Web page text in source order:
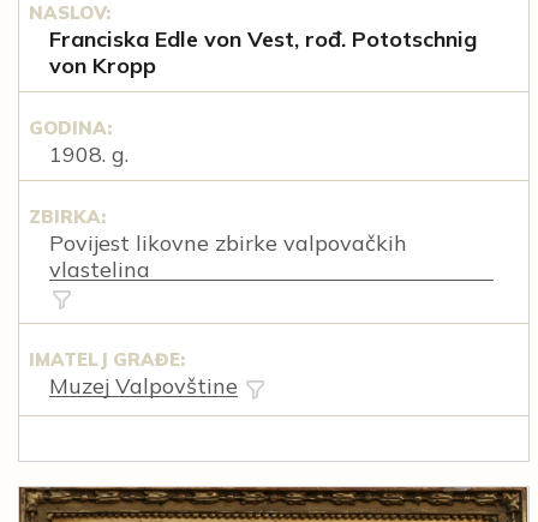
NASLOV:
Franciska Edle von Vest, rođ. Pototschnig
von Kropp
GODINA:
1908. g.
ZBIRKA:
Povijest likovne zbirke valpovačkih
vlastelina
IMATELJ GRAĐE:
Muzej Valpovštine